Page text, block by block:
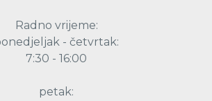
Radno vrijeme:
- četvrtak:
7:30 - 16:00
petak: